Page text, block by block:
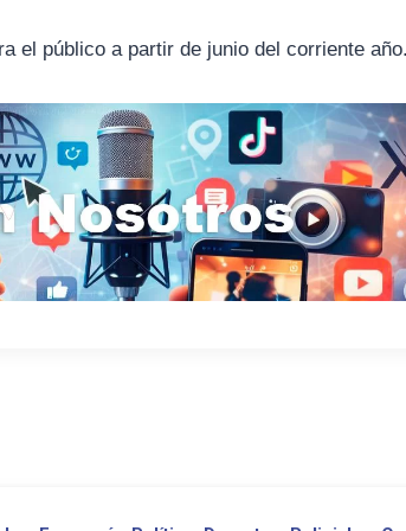
el público a partir de junio del corriente